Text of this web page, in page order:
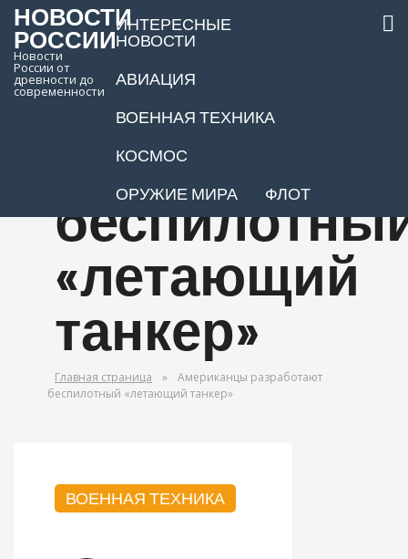
НОВОСТИ
РОССИИ
Новости
России от
древности до
современности
ИНТЕРЕСНЫЕ
НОВОСТИ
АВИАЦИЯ
ВОЕННАЯ ТЕХНИКА
КОСМОС
ОРУЖИЕ МИРА
ФЛОТ
Американцы
разработают
«летающий
танкер»
Главная страница »
Американцы разработают
беспилотный «летающий танкер»
ВОЕННАЯ ТЕХНИКА